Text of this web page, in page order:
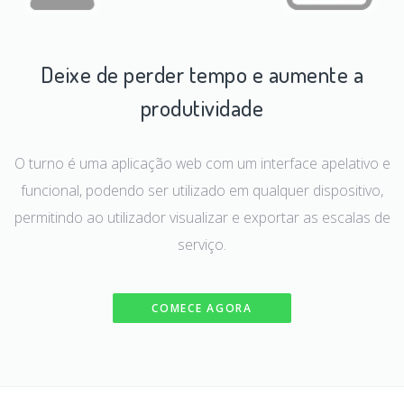
Deixe de perder tempo e aumente a
produtividade
O turno é uma aplicação web com um interface apelativo e
funcional, podendo ser utilizado em qualquer dispositivo,
permitindo ao utilizador visualizar e exportar as escalas de
serviço.
COMECE AGORA